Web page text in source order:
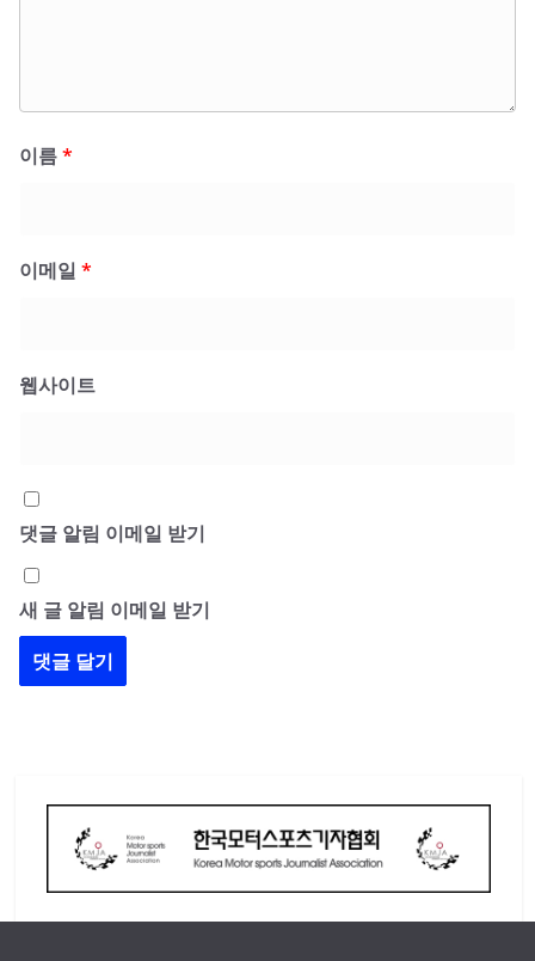
이름*
이메일 *
웹사이트
댓글 알림 이메일 받기
새 글 알림 이메일 받기